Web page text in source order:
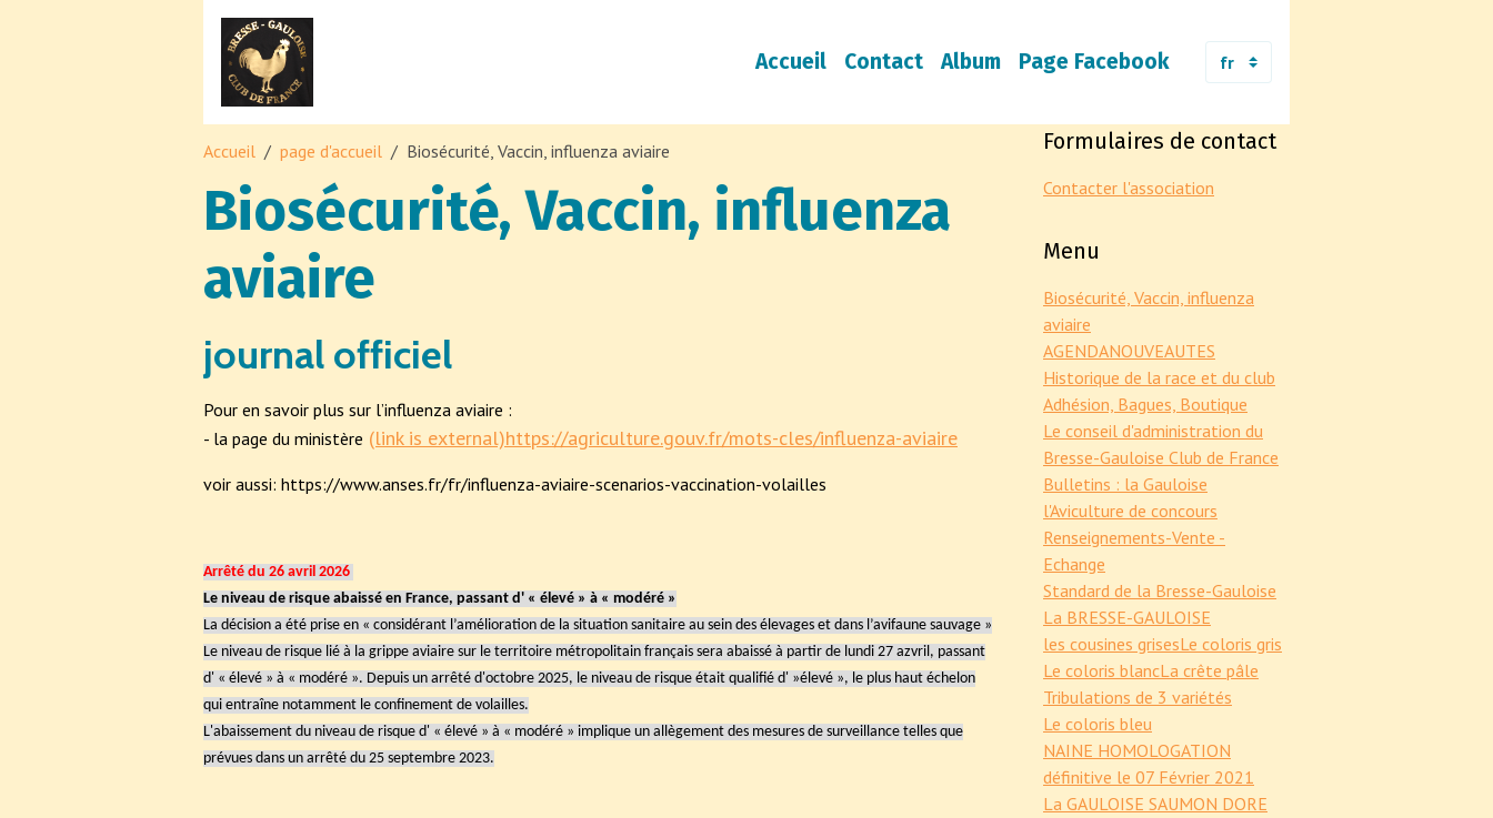
Accueil Contact Album Page Facebook
Accueil page d'accueil Biosécurité, Vaccin, influenza aviaire
Biosécurité, Vaccin, influenza
aviaire
journal officiel
Pour en savoir plus sur l’influenza aviaire :
- la page du ministère (link is external)https://agriculture.gouv.fr/mots-cles/influenza-aviaire
voir aussi: https://www.anses.fr/fr/influenza-aviaire-scenarios-vaccination-volailles
Arrêté du 26 avril 2026
Le niveau de risque abaissé en France, passant d' « élevé » à « modéré »
La décision a été prise en « considérant l’amélioration de la situation sanitaire au sein des élevages et dans l’avifaune sauvage »
Le niveau de risque lié à la grippe aviaire sur le territoire métropolitain français sera abaissé à partir de lundi 27 azvril, passant
d' « élevé » à « modéré ». Depuis un arrêté d'octobre 2025, le niveau de risque était qualifié d' »élevé », le plus haut échelon
qui entraîne notamment le confinement de volailles.
L'abaissement du niveau de risque d' « élevé » à « modéré » implique un allègement des mesures de surveillance telles que
prévues dans un arrêté du 25 septembre 2023.
Formulaires de contact
Contacter l'association
Menu
Biosécurité, Vaccin, influenza
aviaire
AGENDANOUVEAUTES
Historique de la race et du club
Adhésion, Bagues, Boutique
Le conseil d'administration du
Bresse-Gauloise Club de France
Bulletins : la Gauloise
l'Aviculture de concours
Renseignements-Vente -
Echange
Standard de la Bresse-Gauloise
La BRESSE-GAULOISE
les cousines grisesLe coloris gris
Le coloris blancLa crête pâle
Tribulations de 3 variétés
Le coloris bleu
NAINE HOMOLOGATION
définitive le 07 Février 2021
La GAULOISE SAUMON DORE